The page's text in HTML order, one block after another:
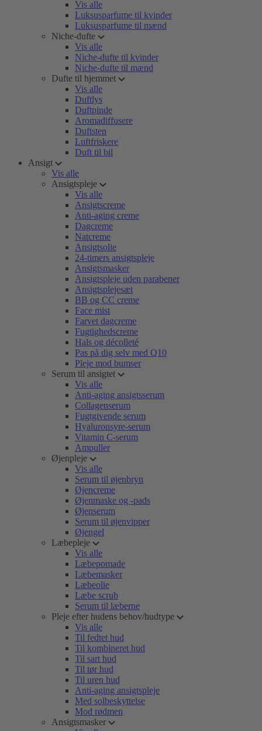
Vis alle
Luksusparfume til kvinder
Luksusparfume til mænd
Niche-dufte
Vis alle
Niche-dufte til kvinder
Niche-dufte til mænd
Dufte til hjemmet
Vis alle
Duftlys
Duftpinde
Aromadiffusere
Duftsten
Luftfriskere
Duft til bil
Ansigt
Vis alle
Ansigtspleje
Vis alle
Ansigtscreme
Anti-aging creme
Dagcreme
Natcreme
Ansigtsolie
24-timers ansigtspleje
Ansigtsmasker
Ansigtspleje uden parabener
Ansigtsplejesæt
BB og CC creme
Face mist
Farvet dagcreme
Fugtighedscreme
Hals og décolleté
Pas på dig selv med Q10
Pleje mod bumser
Serum til ansigtet
Vis alle
Anti-aging ansigtsserum
Collagenserum
Fugtgivende serum
Hyaluronsyre-serum
Vitamin C-serum
Ampuller
Øjenpleje
Vis alle
Serum til øjenbryn
Øjencreme
Øjenmaske og -pads
Øjenserum
Serum til øjenvipper
Øjengel
Læbepleje
Vis alle
Læbepomade
Læbemasker
Læbeolie
Læbe scrub
Serum til læberne
Pleje efter hudens behov/hudtype
Vis alle
Til fedtet hud
Til kombineret hud
Til sart hud
Til tør hud
Til uren hud
Anti-aging ansigtspleje
Med solbeskyttelse
Mod rødmen
Ansigtsmasker